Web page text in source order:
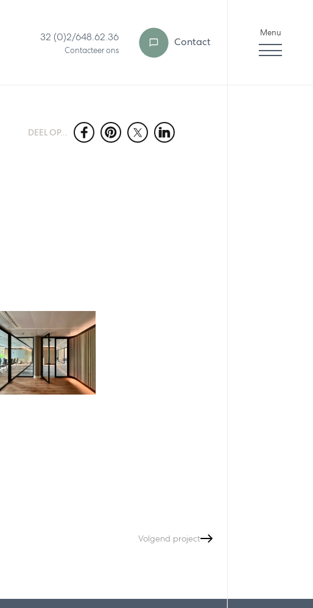
32 (0)2/648.62.36
Contacteer ons
Contact
Menu
DEEL OP...
Volgend project